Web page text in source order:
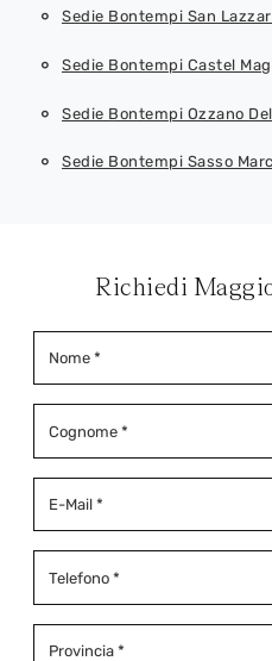
Sedie Bontempi San
Sedie Bontempi Castel
Sedie Bontempi Ozzano
Sedie Bontempi Sasso
Richiedi